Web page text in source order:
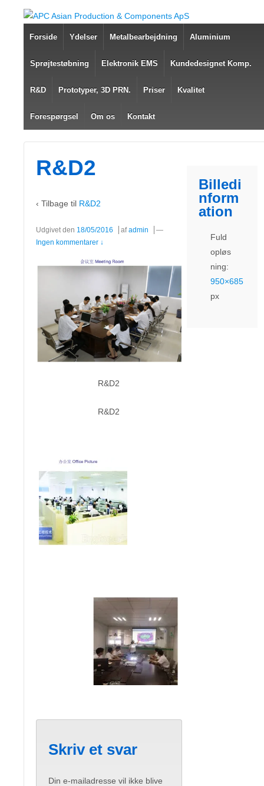
Forside Ydelser Metalbearbejdning Aluminium
Sprøjtestøbning Elektronik EMS Kundedesignet Komp.
R&D Prototyper, 3D PRN. Priser Kvalitet
Forespørgsel Om os Kontakt
R&D2
‹ Tilbage til R&D2
Udgivet den 18/05/2016 afadmin
—
Ingen kommentarer ↓
R&D2
R&D2
Skriv et svar
Din e-mailadresse vil ikke blive
Billedi
nform
ation
Fuld
opløs
ning:
950×685
px